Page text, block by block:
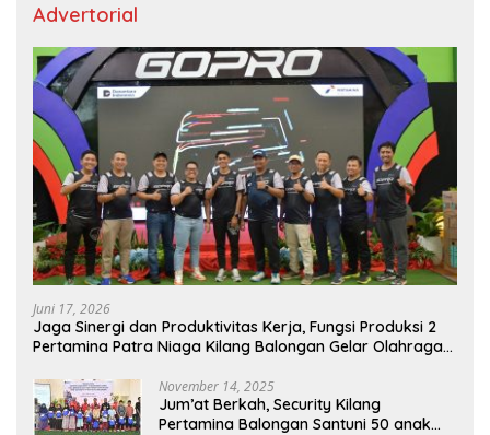
Advertorial
Juni 17, 2026
Jaga Sinergi dan Produktivitas Kerja, Fungsi Produksi 2
Pertamina Patra Niaga Kilang Balongan Gelar Olahraga
November 14, 2025
Jum’at Berkah, Security Kilang
Pertamina Balongan Santuni 50 anak